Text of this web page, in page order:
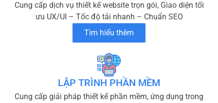
Cung cấp dịch vụ thiết kế website trọn gói, Giao diện tối
ưu UX/UI – Tốc độ tải nhanh – Chuẩn SEO
Tìm hiểu thêm
LẬP TRÌNH PHẦN MỀM
Cung cấp giải pháp thiết kế phần mềm, ứng dụng trong